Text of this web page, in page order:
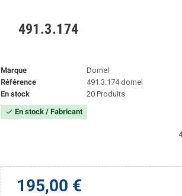
491.3.174
Marque
Domel
Référence
491.3.174 domel
En stock
20 Produits
check En stock / Fabricant
195,00 €